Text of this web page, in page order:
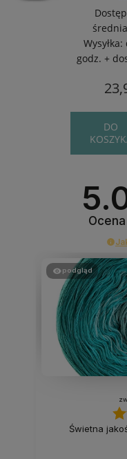
Wysyłka:
godz. +
DO
Ocena
podgląd
Świetna